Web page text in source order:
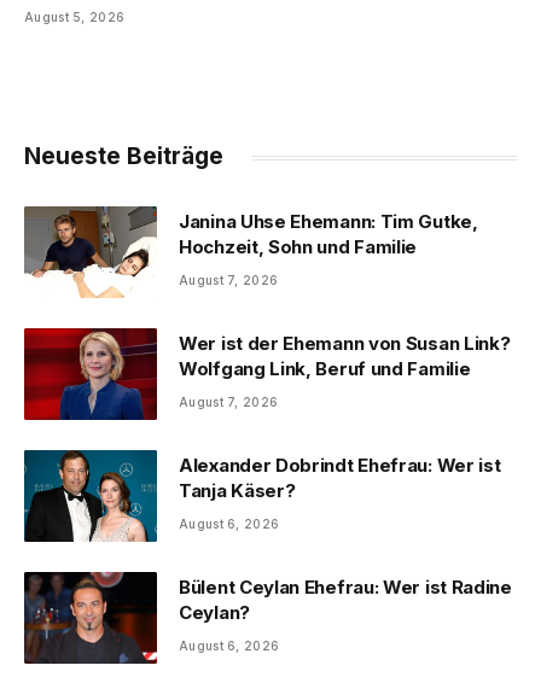
August 5, 2026
Neueste Beiträge
Janina Uhse Ehemann: Tim Gutke,
Hochzeit, Sohn und Familie
August 7, 2026
Wer ist der Ehemann von Susan Link?
Wolfgang Link, Beruf und Familie
August 7, 2026
Alexander Dobrindt Ehefrau: Wer ist
Tanja Käser?
August 6, 2026
Bülent Ceylan Ehefrau: Wer ist Radine
Ceylan?
August 6, 2026